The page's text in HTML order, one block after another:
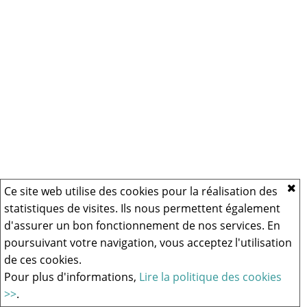
Ce site web utilise des cookies pour la réalisation des
statistiques de visites. Ils nous permettent également
d'assurer un bon fonctionnement de nos services. En
poursuivant votre navigation, vous acceptez l'utilisation
de ces cookies.
Pour plus d'informations, Lire la politique des cookies
>>.